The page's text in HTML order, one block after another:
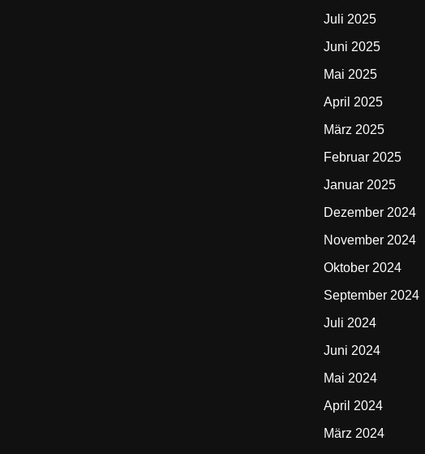
Juli 2025
Juni 2025
Mai 2025
April 2025
März 2025
Februar 2025
Januar 2025
Dezember 2024
November 2024
Oktober 2024
September 2024
Juli 2024
Juni 2024
Mai 2024
April 2024
März 2024